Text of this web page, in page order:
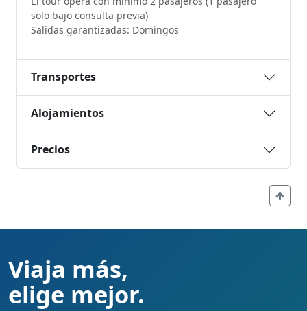
solo bajo consulta previa)
Salidas garantizadas: Domingos
Transportes
Alojamientos
Precios
Viaja más,
elige mejor.